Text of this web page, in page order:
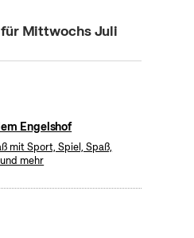
Mittwochs Juli
Engelshof
mit Sport, Spiel, Spaß,
mehr